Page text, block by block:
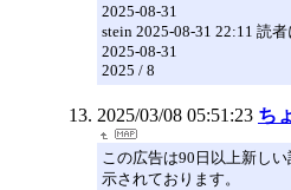
2025-08-31
stein 2025-08-31 22:11 読
2025-08-31
2025 / 8
2025/03/08 05:51:23 ち
この広告は90日以上新し
示されております。